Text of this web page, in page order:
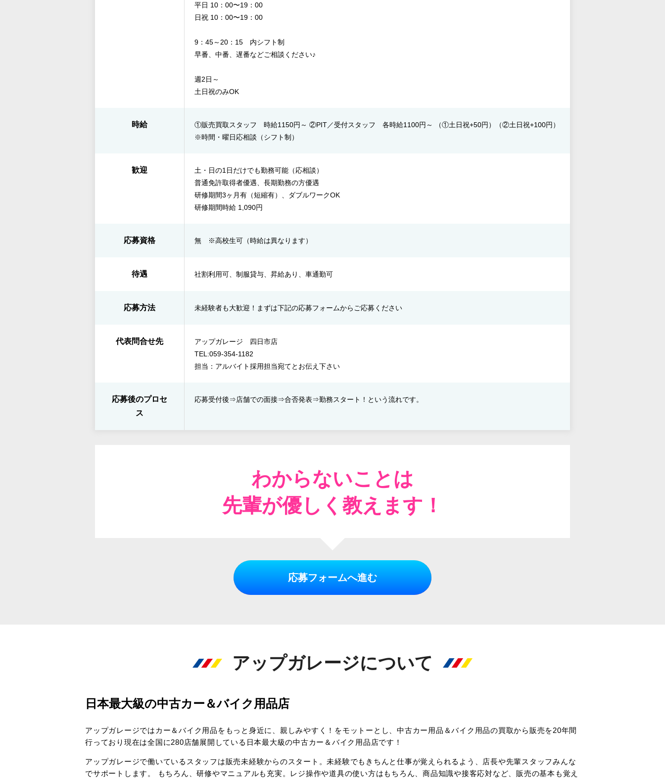
平日 10：00〜19：00
日祝 10：00〜19：00
9：45～20：15 内シフト制
早番、中番、遅番などご相談ください♪
週2日～
土日祝のみOK
時給
①販売買取スタッフ 時給1150円～ ②PIT／受付スタッフ 各時給1100円～ （①土日祝+50円）（②土日祝+100円）
※時間・曜日応相談（シフト制）
歓迎
土・日の1日だけでも勤務可能（応相談）
普通免許取得者優遇、長期勤務の方優遇
研修期間3ヶ月有（短縮有）、ダブルワークOK
研修期間時給 1,090円
応募資格 無 ※高校生可（時給は異なります）
待遇 社割利用可、制服貸与、昇給あり、車通勤可
応募方法 未経験者も大歓迎！まずは下記の応募フォームからご応募ください
代表問合せ先
アップガレージ 四日市店
TEL:059-354-1182
担当：アルバイト採用担当宛てとお伝え下さい
応募後のプロセ
ス
応募受付後⇒​店舗での面接⇒​合否発表​⇒​勤務スタート！​という流れです。
わからないことは
先輩が優しく教えます！
応募フォームへ進む
アップガレージについて
日本最大級の中古カー＆バイク用品店
アップガレージではカー＆バイク用品をもっと身近に、親しみやすく！をモットーとし、中古カー用品＆バイク用品の買取から販売を20年間
行っており現在は全国に280店舗展開している日本最大級の中古カー＆バイク用品店です！
アップガレージで働いているスタッフは販売未経験からのスタート。未経験でもきちんと仕事が覚えられるよう、店長や先輩スタッフみんな
でサポートします。 もちろん、研修やマニュアルも充実。レジ操作や道具の使い方はもちろん、商品知識や接客応対など、販売の基本も覚え